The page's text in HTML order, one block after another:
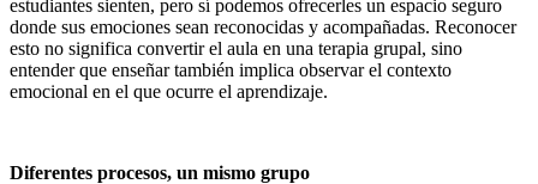
estudiantes sienten, pero sí podemos ofrecerles un espacio seguro
donde sus emociones sean reconocidas y acompañadas. Reconocer
esto no significa convertir el aula en una terapia grupal, sino
entender que enseñar también implica observar el contexto
emocional en el que ocurre el aprendizaje.
Diferentes procesos, un mismo grupo